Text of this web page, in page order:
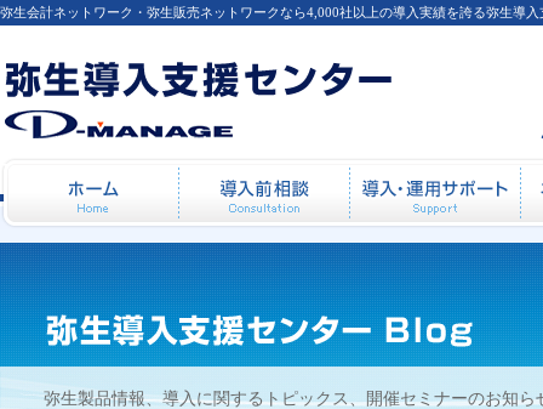
【セミナー後の感想】2007年6月27日開催
ミナー・（日常処理・決算処理）セミナー
弥生会計ネットワーク・弥生販売ネットワークなら4,000社以上の導入実績を誇る弥生導
弥生製品情報、導入に関するトピックス、開催セミナーのお知ら
ホーム 導入前相談 導